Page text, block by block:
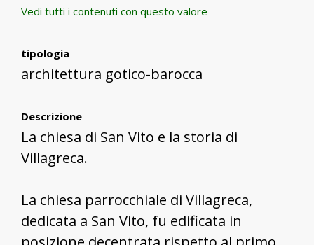
Vedi tutti i contenuti con questo valore
tipologia
architettura gotico-barocca
Descrizione
La chiesa di San Vito e la storia di
Villagreca.
La chiesa parrocchiale di Villagreca,
dedicata a San Vito, fu edificata in